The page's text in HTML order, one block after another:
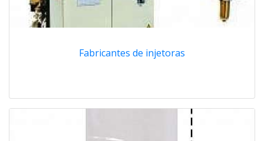
Fabricantes de injetoras